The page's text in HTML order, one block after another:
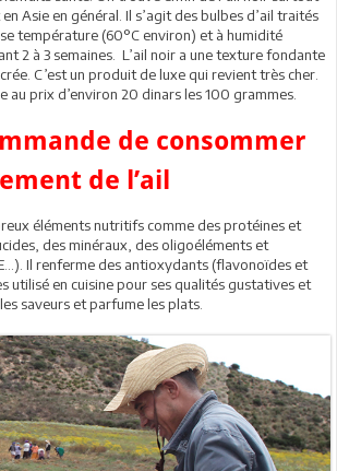
Asie en général. Il s’agit des bulbes d’ail traités
température (60°C environ) et à humidité
2 à 3 semaines. L’ail noir a une texture fondante
C’est un produit de luxe qui revient très cher.
au prix d’environ 20 dinars les 100 grammes.
de consommer
de l’ail
éléments nutritifs comme des protéines et
des minéraux, des oligoéléments et
Il renferme des antioxydants (flavonoïdes et
utilisé en cuisine pour ses qualités gustatives et
saveurs et parfume les plats.